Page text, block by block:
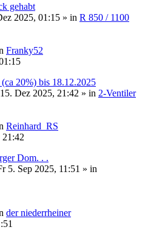
gehabt
2025, 01:15 » in R 850 / 1100
Franky52
20%) bis 18.12.2025
Dez 2025, 21:42 » in 2-Ventiler
Reinhard_RS
Dom. . .
5. Sep 2025, 11:51 » in
der niederrheiner